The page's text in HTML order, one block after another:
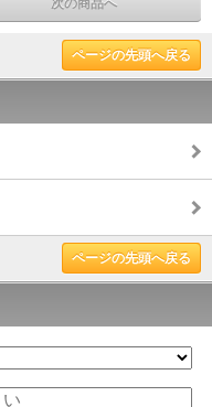
次の商品へ
ページの先頭へ戻る
ページの先頭へ戻る